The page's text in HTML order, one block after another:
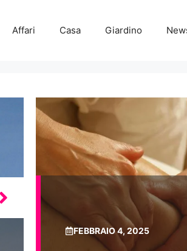
Affari Casa Giardino
FEBBRAIO 4, 2025